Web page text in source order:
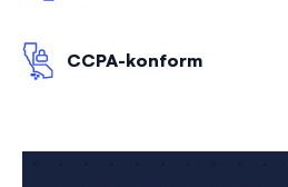
CCPA-konform